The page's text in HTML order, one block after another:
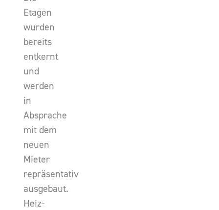
Etagen
wurden
bereits
entkernt
und
werden
in
Absprache
mit dem
neuen
Mieter
repräsentativ
ausgebaut.
Heiz-